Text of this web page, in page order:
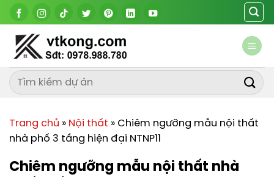
Chuyển
đến
dung
Trang chủ » Nội thất » Chiêm ngưỡng mẫu nội thất
nhà phố 3 tầng hiện đại NTNP11
Chiêm ngưỡng mẫu nội thất nhà